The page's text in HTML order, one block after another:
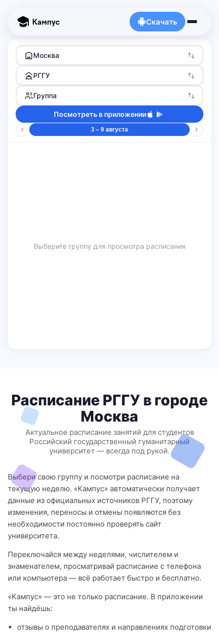
Скачать
Москва
РГГУ
Группа
Посмотреть в приложении
3 – 9 августа
Выберите группу для просмотра расписания
Расписание РГГУ в городе
Москва
Актуальное расписание занятий для студентов
Российский государственный гуманитарный
университет — всегда под рукой.
Выбери свою группу и посмотри расписание на
текущую неделю. «Кампус» автоматически получает
данные из официальных источников РГГУ, поэтому
изменения, переносы и отмены появляются без
необходимости постоянно проверять сайт
университета.
Переключайся между неделями, числителем и
знаменателем, просматривай расписание с телефона
или компьютера — всё работает быстро и бесплатно.
«Кампус» — это не только расписание. В приложении
ты найдёшь:
отзывы о преподавателях и направлениях подготовки